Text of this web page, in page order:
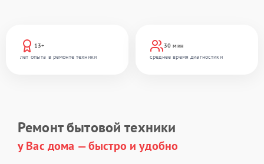
13+
лет опыта в ремонте техники
30 мин
среднее время диагностики
Ремонт бытовой техники
у Вас дома — быстро и удобно